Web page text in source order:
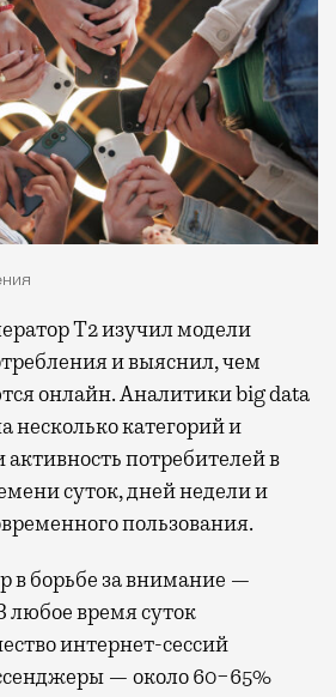
и выяснил, чем
онлайн. Аналитики big data
несколько категорий и
потребителей в
суток, дней недели и
пользования.
в борьбе за внимание —
любое время суток
интернет-сессий
— около 60−65%